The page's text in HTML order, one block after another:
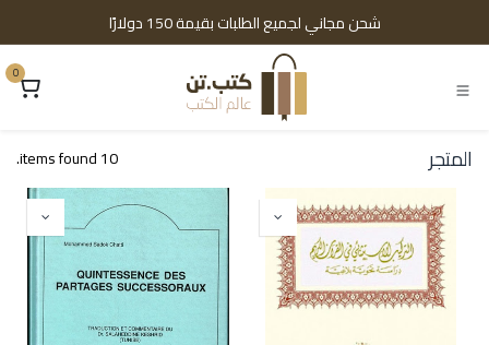
شحن مجاني لجميع الطلبات بقيمة 150 دولارًا
0
المتجر 10 items found.